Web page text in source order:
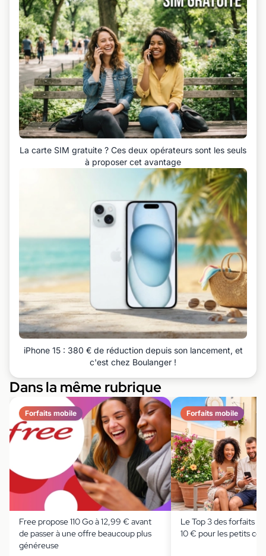
La carte SIM gratuite ? Ces deux opérateurs sont les seuls
à proposer cet avantage
iPhone 15 : 380 € de réduction depuis son lancement, et
c'est chez Boulanger !
Dans la même rubrique
Forfaits mobile
Free propose 110 Go à 12,99 € avant
de passer à une offre beaucoup plus
généreuse
Forfaits mobile
Le Top 3 des forfaits
10 € pour les petits